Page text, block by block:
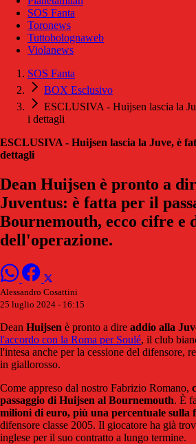
SOS Fanta
Toronews
Tuttobolognaweb
Violanews
SOS Fanta
BOX Esclusivo
ESCLUSIVA - Huijsen lascia la
i dettagli
ESCLUSIVA - Huijsen lascia la Juve, è
dettagli
Dean Huijsen è pronto a
Juventus: è fatta per il
Bournemouth, ecco cifre e
dell'operazione.
Alessandro Cosattini
25 luglio 2024 - 16:15
Dean Huijsen è pronto a dire addio alla
l'accordo con la Roma per Soulé, il club
l'intesa anche per la cessione del difensore,
in giallorosso.
Come appreso dal nostro Fabrizio Romano,
passaggio di Huijsen al Bournemouth. È
milioni di euro, più una percentuale sulla
difensore classe 2005. Il giocatore ha già
inglese per il suo contratto a lungo termine.